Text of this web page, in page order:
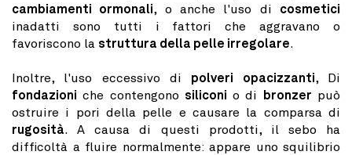
cambiamenti ormonali, o anche l'uso di cosmetici
inadatti sono tutti i fattori che aggravano o
favoriscono la struttura della pelle irregolare.
Inoltre, l'uso eccessivo di polveri opacizzanti, Di
fondazioni che contengono siliconi o di bronzer può
ostruire i pori della pelle e causare la comparsa di
rugosità. A causa di questi prodotti, il sebo ha
difficoltà a fluire normalmente: appare uno squilibrio